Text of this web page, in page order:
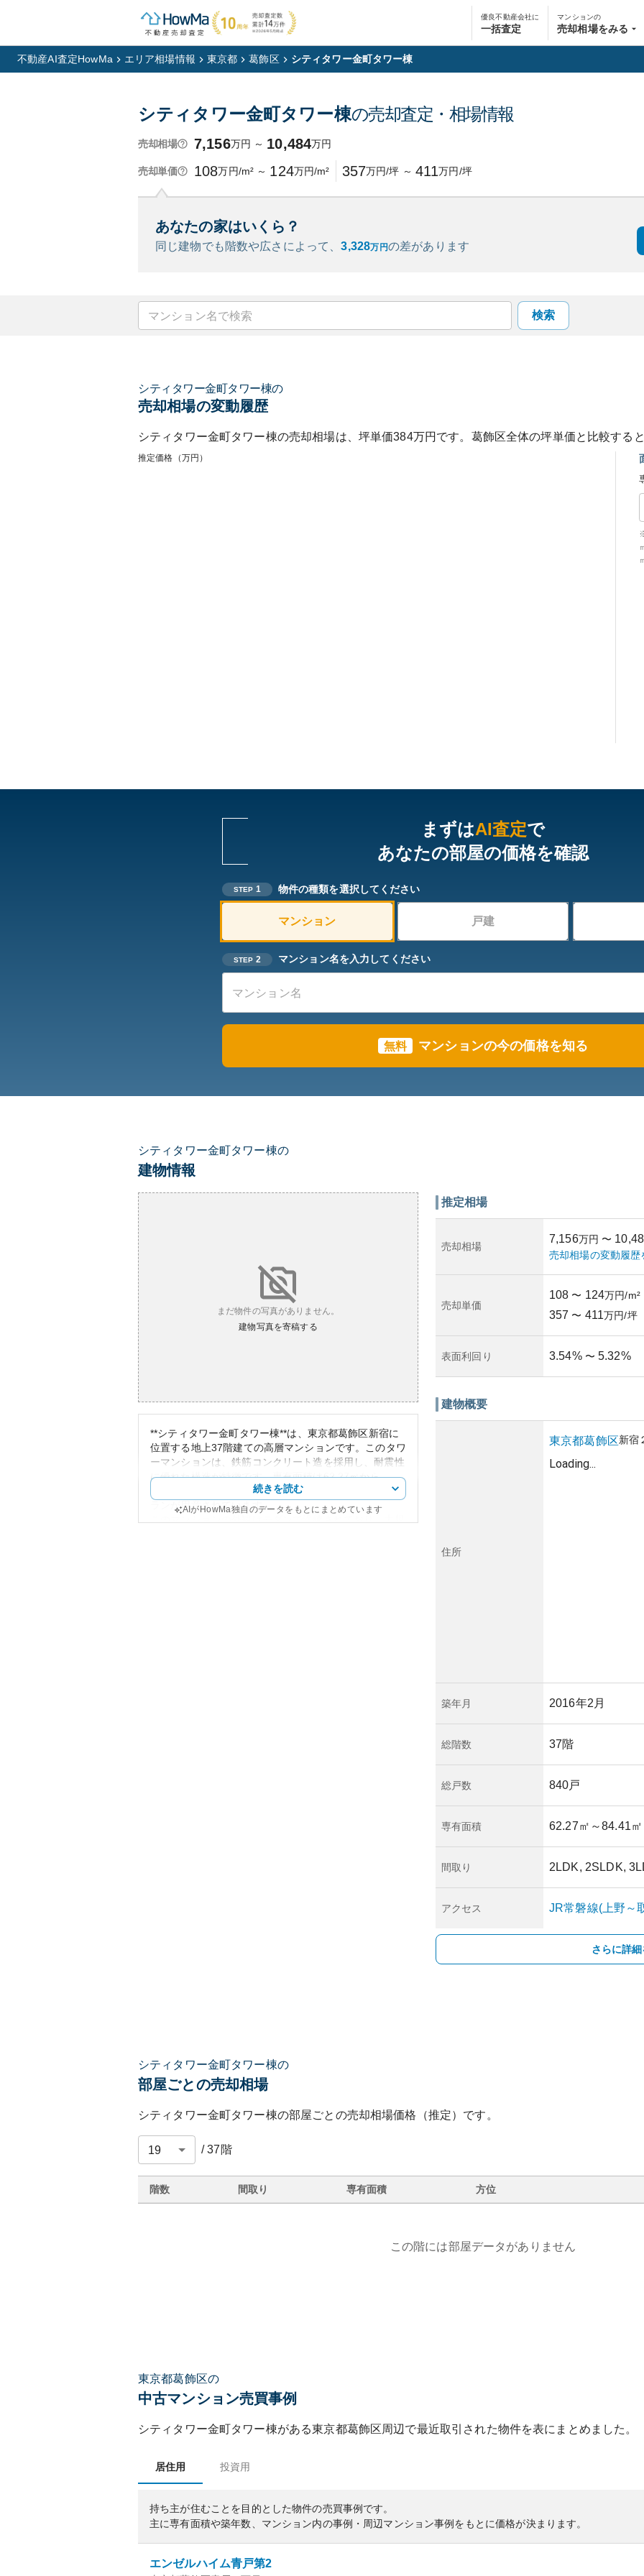
優良不動産会社に
一括査定
マンションの
売却相場をみる
不動産AI査定HowMa エリア相場情報 東京都 葛飾区 シティタワー金町タワー棟
シティタワー金町タワー棟の売却査定・相場情報
売却相場 7,156万円 ～ 10,484万円
売却単価 108万円/m² ～ 124万円/m² 357万円/坪 ～ 411万円/坪
あなたの家はいくら？
同じ建物でも階数や広さによって、3,328万円の差があります
検索
シティタワー金町タワー棟の
売却相場の変動履歴
シティタワー金町タワー棟の売却相場は、坪単価384万円です。 葛飾区全体の坪単価と比較する
推定価格（万円）
まずはAI査定で
あなたの部屋の価格を確認
STEP 1 物件の種類を選択してください
マンション 戸建
STEP 2 マンション名を入力してください
無料 マンションの今の価格を知る
シティタワー金町タワー棟の
建物情報
まだ物件の写真がありません。
建物写真を寄稿する
**シティタワー金町タワー棟**は、東京都葛飾区新宿に
位置する地上37階建ての高層マンションです。このタワ
ーマンションは、鉄筋コンクリート造を採用し、耐震性
に優れた構造が特徴です。専有面積は62.27㎡から
84.41㎡で、3LDKや4LDKといったファミリー向けのプ
ランが用意されています。
続きを読む
AIがHowMa独自のデータをもとにまとめています
推定相場
売却相場
7,156万円 〜
売却相場の変動履歴
売却単価
108 〜 124万円/m²
357 〜 411万円/坪
表面利回り 3.54% 〜 5.32%
建物概要
住所
東京都葛飾区新宿
Loading...
築年月 2016年2月
総階数 37階
総戸数 840戸
専有面積 62.27㎡ ～84.41㎡
間取り 2LDK, 2SLDK,
アクセス JR常磐線(上野～
さらに詳
シティタワー金町タワー棟の
部屋ごとの売却相場
シティタワー金町タワー棟の部屋ごとの売却相場価格（推定）です。
/37 階
階数 間取り 専有面積 方位
この階には部屋データがありません
東京都葛飾区の
中古マンション売買事例
シティタワー金町タワー棟がある東京都葛飾区周辺で最近取引された物件を表にまとめました。
居住用 投資用
持ち主が住むことを目的とした物件の売買事例です。
主に専有面積や築年数、マンション内の事例・周辺マンション事例をもとに価格が決まります。
エンゼルハイム青戸第2